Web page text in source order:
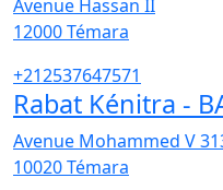
Avenue Hassan II
12000Témara
+212537647571
Rabat Kénitra -
Avenue Mohammed V
10020Témara